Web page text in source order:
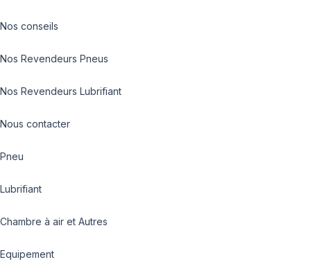
Nos conseils
Nos Revendeurs Pneus
Nos Revendeurs Lubrifiant
Nous contacter
Pneu
Lubrifiant
Chambre à air et Autres
Equipement